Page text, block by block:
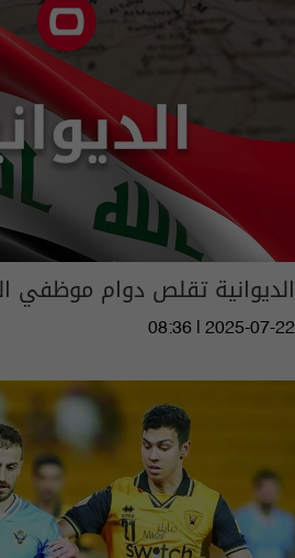
الديوانية تقلص دوام موظفي
08:36 | 2025-07-22